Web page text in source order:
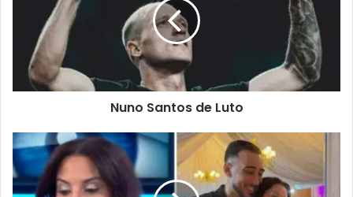
Nuno Santos de Luto